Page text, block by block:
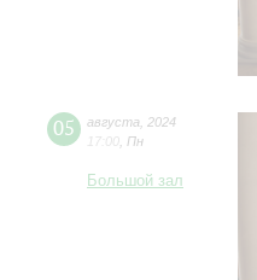
05 августа
2024
17:00 Пн
Большой зал